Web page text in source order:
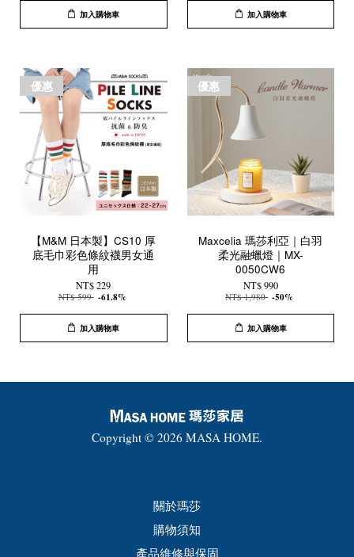
加入購物車 加入購物車
優惠
【M&M 日本製】CS10 厚
底毛巾彩色條紋襪男女通
用
NT$ 229
NT$ 599 -61.8%
加入購物車
優惠
Maxcelia 瑪莎利亞｜白羽
柔光融蠟燈｜MX-
0050CW6
NT$ 990
NT$ 1,980 -50%
加入購物車
Copyright © 2026 MASA HOME.
關於瑪莎
購物須知
產品維修與保固